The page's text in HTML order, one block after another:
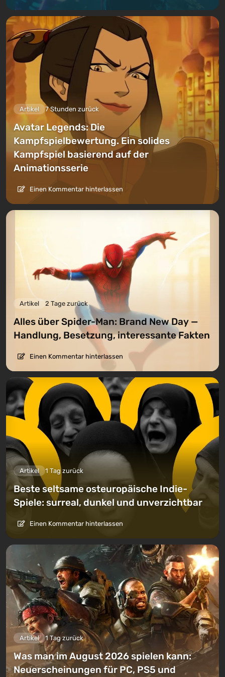
Artikel 7 Stunden zurück
Avatar Legends: Die
Kampfspielbewertung. Ein solides
Kampfspiel basierend auf der
Animationsserie
Einen Kommentar hinterlassen
Artikel 2 Tage zurück
Alles über Spider-Man: Brand New Day —
Handlung, Besetzung, interessante Fakten
Einen Kommentar hinterlassen
Artikel 1 Tag zurück
Beste seltsame osteuropäische Indie-
Spiele: surreal, dunkel und unverzichtbar
Einen Kommentar hinterlassen
Artikel 1 Tag zurück
Was man im August 2026 spielen kann:
Neuerscheinungen für PC, PS5 und